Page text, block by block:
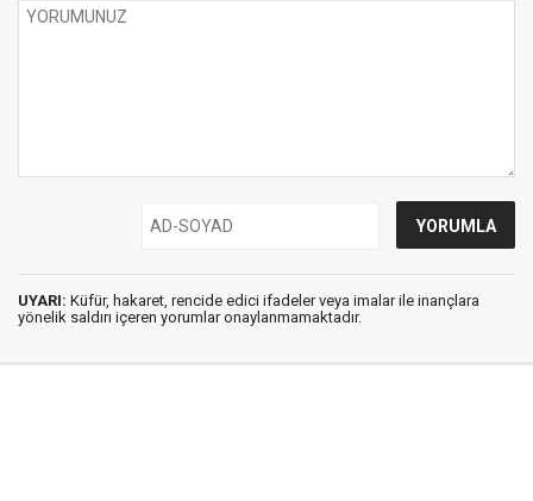
UYARI: Küfür, hakaret, rencide edici ifadeler veya imalar ile inançlara
yönelik saldırı içeren yorumlar onaylanmamaktadır.